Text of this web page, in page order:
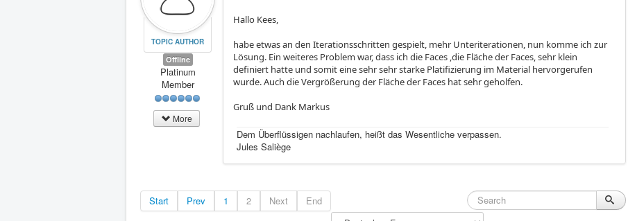
TOPIC AUTHOR
Offline
Platinum
Member
More
Hallo Kees,
habe etwas an den Iterationsschritten gespielt, mehr Unteriterationen, nun komme ich zur
Lösung. Ein weiteres Problem war, dass ich die Faces ,die Fläche der Faces, sehr klein
definiert hatte und somit eine sehr sehr starke Platifizierung im Material hervorgerufen
wurde. Auch die Vergrößerung der Fläche der Faces hat sehr geholfen.
Gruß und Dank Markus
Dem Überflüssigen nachlaufen, heißt das Wesentliche verpassen.
Jules Saliège
Start Prev 1 2 Next End